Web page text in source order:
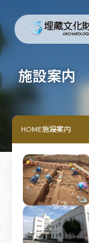
施設案内
HOME施設案内